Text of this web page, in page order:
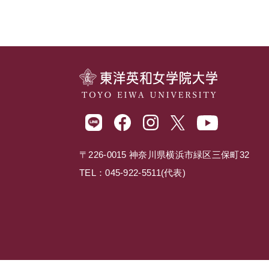
〒226-0015 神奈川県横浜市緑区三保町32
TEL：045-922-5511(代表)